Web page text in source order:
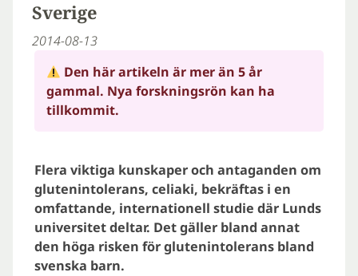
Sverige
2014-08-13
Den här artikeln är mer än 5 år
gammal. Nya forskningsrön kan ha
tillkommit.
Flera viktiga kunskaper och antaganden om
glutenintolerans, celiaki, bekräftas i en
omfattande, internationell studie där Lunds
universitet deltar. Det gäller bland annat
den höga risken för glutenintolerans bland
svenska barn.